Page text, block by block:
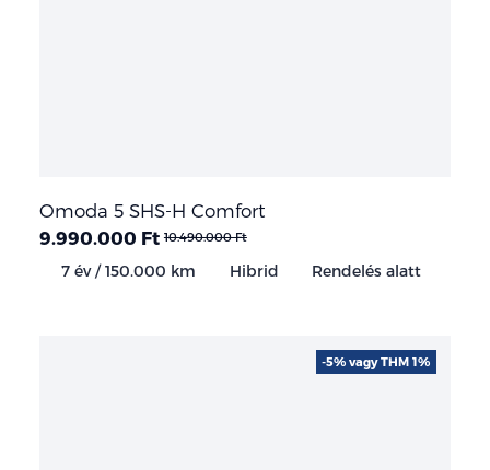
Omoda 5 SHS-H Comfort
9.990.000 Ft 10.490.000 Ft
7 év / 150.000 km Hibrid Rendelés alatt
-5% vagy THM 1%